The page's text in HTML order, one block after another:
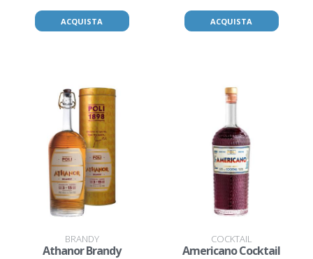
ACQUISTA ACQUISTA
BRANDY
Athanor Brandy
COCKTAIL
Americano Cocktail